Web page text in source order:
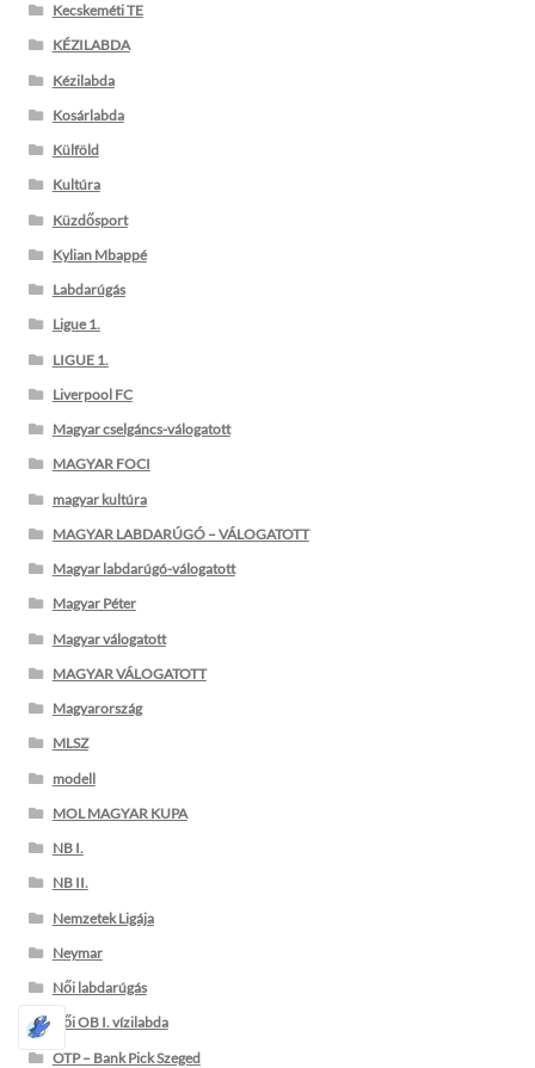
Kecskeméti TE
KÉZILABDA
Kézilabda
Kosárlabda
Külföld
Kultúra
Küzdősport
Kylian Mbappé
Labdarúgás
Ligue 1.
LIGUE 1.
Liverpool FC
Magyar cselgáncs-válogatott
MAGYAR FOCI
magyar kultúra
MAGYAR LABDARÚGÓ – VÁLOGATOTT
Magyar labdarúgó-válogatott
Magyar Péter
Magyar válogatott
MAGYAR VÁLOGATOTT
Magyarország
MLSZ
modell
MOL MAGYAR KUPA
NB I.
NB II.
Nemzetek Ligája
Neymar
Női labdarúgás
Női OB I. vízilabda
OTP – Bank Pick Szeged